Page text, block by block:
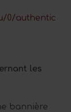
0/authentic
les
bannière